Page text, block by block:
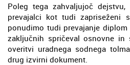
Poleg tega zahvaljujoč
prevajalci kot tudi zapriseženi
ponudimo tudi prevajanje
zaključnih spričeval osnovne
overitvi uradnega sodnega
drug izvirni dokument.